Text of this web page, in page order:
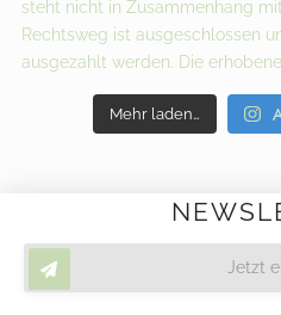
Mehr laden…
Jetzt